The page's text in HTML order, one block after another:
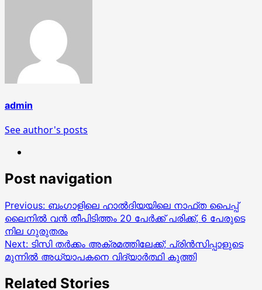
admin
See author's posts
Post navigation
Previous: ബംഗാളിലെ ഹാൽദിയയിലെ നാഫ്ത പൈപ്പ്
ലൈനിൽ വൻ തീപിടിത്തം 20 പേർക്ക് പരിക്ക്, 6 പേരുടെ
നില ഗുരുതരം
Next: ടിസി തർക്കം അക്രമത്തിലേക്ക്; പ്രിൻസിപ്പാളുടെ
മുന്നിൽ അധ്യാപകനെ വിദ്യാർത്ഥി കുത്തി
Related Stories